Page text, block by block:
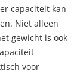
capaciteit kan
Niet alleen
gewicht is ook
voor